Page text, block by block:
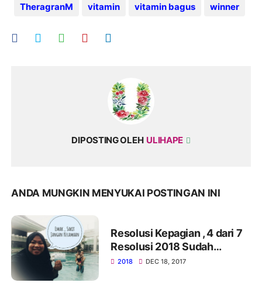
TheragranM
vitamin vitamin bagus winner
DIPOSTING OLEH ULIHAPE
ANDA MUNGKIN MENYUKAI POSTINGAN INI
Resolusi Kepagian , 4 dari 7
Resolusi 2018 Sudah
Terlaksana Menjelang Akhir
2018 DEC 18, 2017